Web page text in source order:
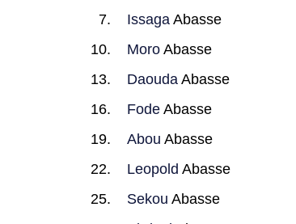
Issaga Abasse
Moro Abasse
Daouda Abasse
Fode Abasse
Abou Abasse
Leopold Abasse
Sekou Abasse